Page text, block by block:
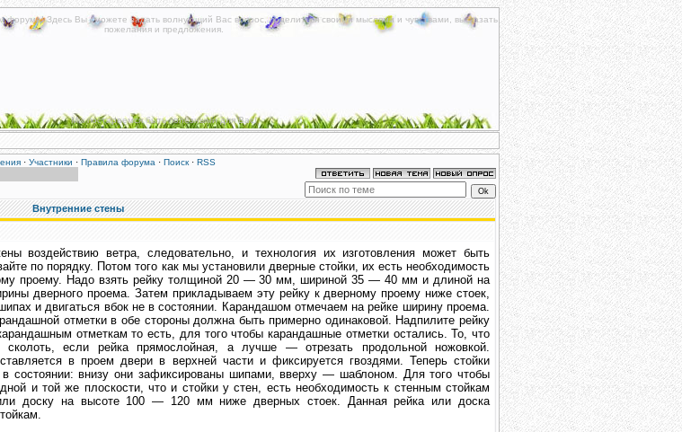
Здесь Вы сможете задать волнующий Вас вопрос, поделиться своими мыслями и чувствами, высказать
пожелания и предложения.
Мы постараемся быть полезными для Вас!
· Участники · Правила форума · Поиск· RSS
Внутренние стены
воздействию ветра, следовательно, и технология их изготовления может быть
по порядку. Потом того как мы установили дверные стойки, их есть необходимость
проему. Надо взять рейку толщиной 20 — 30 мм, шириной 35 — 40 мм и длиной на
дверного проема. Затем прикладываем эту рейку к дверному проему ниже стоек,
и двигаться вбок не в состоянии. Карандашом отмечаем на рейке ширину проема.
отметки в обе стороны должна быть примерно одинаковой. Надпилите рейку
отметкам то есть, для того чтобы карандашные отметки остались. То, что
если рейка прямослойная, а лучше — отрезать продольной ножовкой.
в проем двери в верхней части и фиксируется гвоздями. Теперь стойки
в состоянии: внизу они зафиксированы шипами, вверху — шаблоном. Для того чтобы
и той же плоскости, что и стойки у стен, есть необходимость к стенным стойкам
доску на высоте 100 — 120 мм ниже дверных стоек. Данная рейка или доска